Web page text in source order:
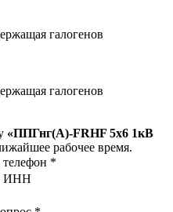
галогенов
галогенов
«ППГнг(А)-FRHF 5х6 1кВ
рабочее время.
*
ИНН